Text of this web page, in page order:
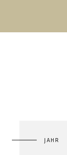
JAHR